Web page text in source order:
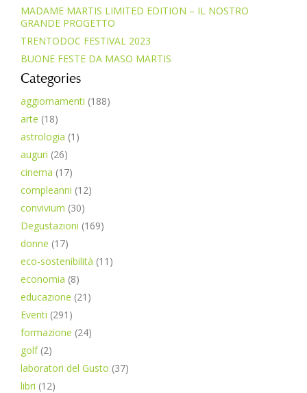
MADAME MARTIS LIMITED EDITION – IL NOSTRO
GRANDE PROGETTO
TRENTODOC FESTIVAL 2023
BUONE FESTE DA MASO MARTIS
Categories
aggiornamenti (188)
arte (18)
astrologia (1)
auguri (26)
cinema (17)
compleanni (12)
convivium (30)
Degustazioni (169)
donne (17)
eco-sostenibilità (11)
economia (8)
educazione (21)
Eventi (291)
formazione (24)
golf(2)
laboratori del Gusto (37)
libri (12)